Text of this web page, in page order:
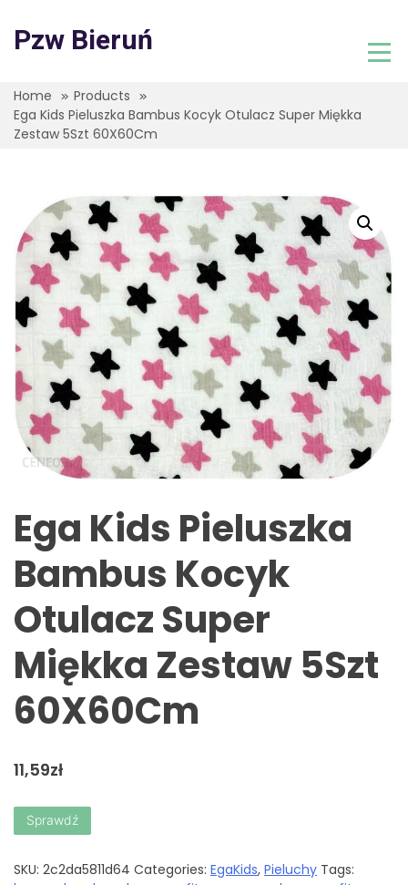
content
Pzw Bieruń
Home
Products
Ega Kids Pieluszka Bambus Kocyk Otulacz Super Miękka
Zestaw 5Szt 60X60Cm
Ega Kids Pieluszka
Bambus Kocyk
Otulacz Super
Miękka Zestaw 5Szt
60X60Cm
11,59zł
Sprawdź
SKU: 2c2da5811d64 Categories: EgaKids, Pieluchy Tags: